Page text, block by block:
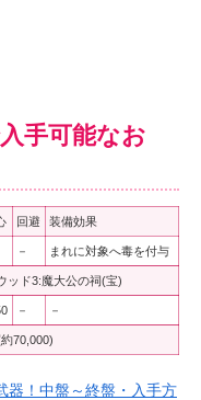
手可能なお
回避 装備効果
－ まれに対象へ毒を付与
ッド3:魔大公の祠(宝)
－ －
70,000)
！中盤～終盤・入手方